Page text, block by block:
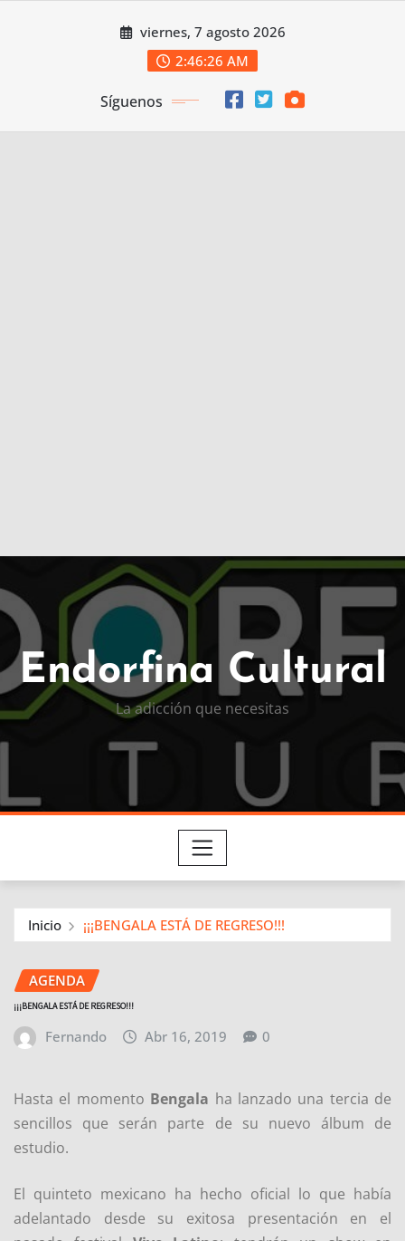
viernes, 7 agosto 2026
2:46:27 AM
Síguenos
Endorfina Cultural
La adicción que necesitas
Inicio ¡¡¡BENGALA ESTÁ DE REGRESO!!!
AGENDA
¡¡¡BENGALA ESTÁ DE REGRESO!!!
Fernando Abr 16, 2019 0
Hasta el momento Bengala ha lanzado una tercia de
sencillos que serán parte de su nuevo álbum de
estudio.
El quinteto mexicano ha hecho oficial lo que había
adelantado desde su exitosa presentación en el